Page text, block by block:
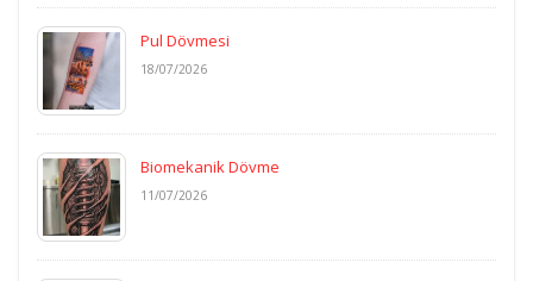
Pul Dövmesi
18/07/2026
Biomekanik Dövme
11/07/2026